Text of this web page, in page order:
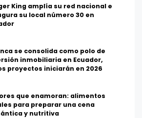
King amplía su red nacional e
su local número 30 en
se consolida como polo de
inmobiliaria en Ecuador,
proyectos iniciarán en 2026
que enamoran: alimentos
para preparar una cena
y nutritiva